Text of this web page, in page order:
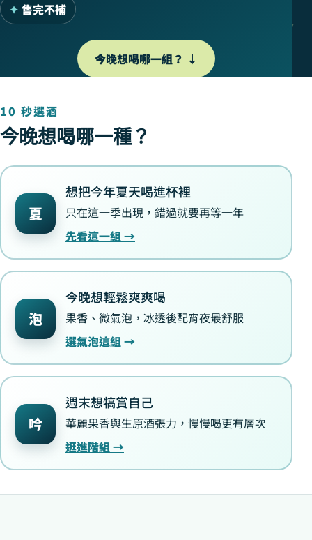
〜 〜 〜
售完不補
今晚想喝哪一組？ ↓
10 秒選酒
今晚想喝哪一種？
夏
想把今年夏天喝進杯裡
只在這一季出現，錯過就要再等一年
先看這一組 →
泡
今晚想輕鬆爽爽喝
果香、微氣泡，冰透後配宵夜最舒服
選氣泡這組 →
吟
週末想犒賞自己
華麗果香與生原酒張力，慢慢喝更有層次
逛進階組 →